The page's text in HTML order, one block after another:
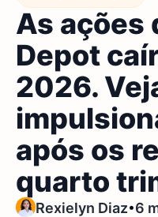
As ações
Depot
2026.
após os
quarto
Rexielyn Diaz•6